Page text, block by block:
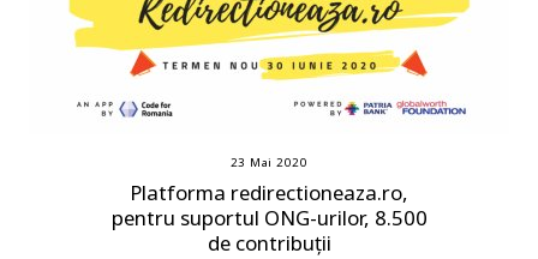
23 Mai 2020
Platforma redirectioneaza.ro,
pentru suportul ONG-urilor, 8.500
de contribuții